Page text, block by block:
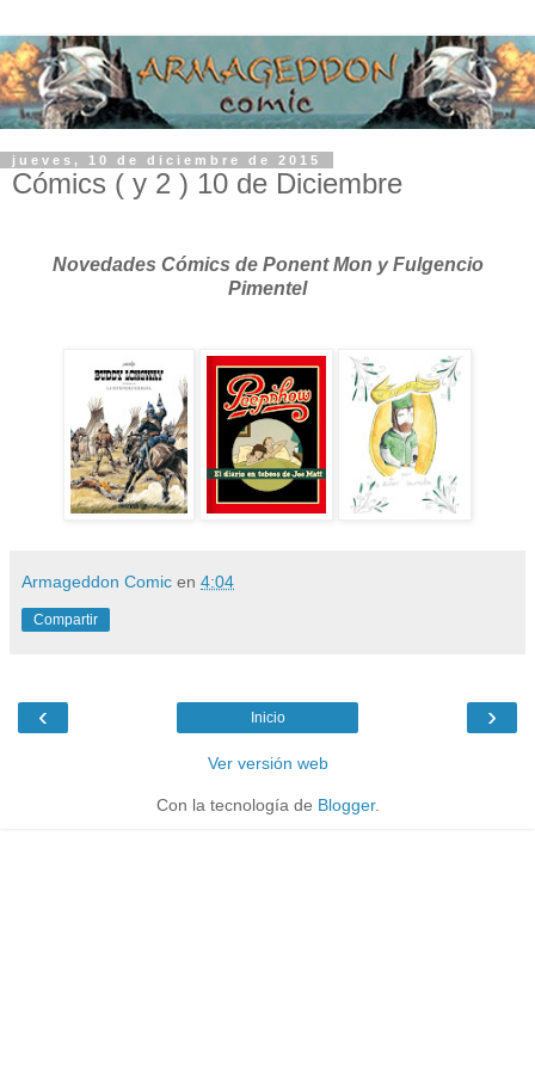
jueves, 10 de diciembre de 2015
Cómics ( y 2 ) 10 de Diciembre
Novedades Cómics de Ponent Mon y Fulgencio
Pimentel
Armageddon Comic en 4:04
Compartir
‹ ›
Inicio
Ver versión web
Con la tecnología de Blogger.